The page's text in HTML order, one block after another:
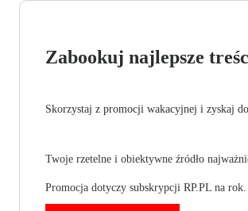
Zabookuj najlepsze
Skorzystaj z promocji wakacyjnej i zyskaj
Twoje rzetelne i obiektywne źródło
Promocja dotyczy subskrypcji RP.PL na rok.